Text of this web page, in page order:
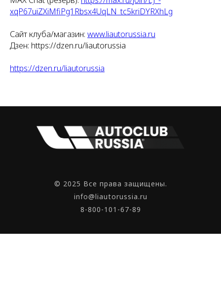
xqP67uiZXiMfiPg1Rbsx4UqLN_tc5kriDYRXhLg
Сайт клуба/магазин: www.liautorussia.ru
Дзен: https://dzen.ru/liautorussia
https://dzen.ru/liautorussia
© 2025 Все права защищены.
info@liautorussia.ru
8-800-101-67-89